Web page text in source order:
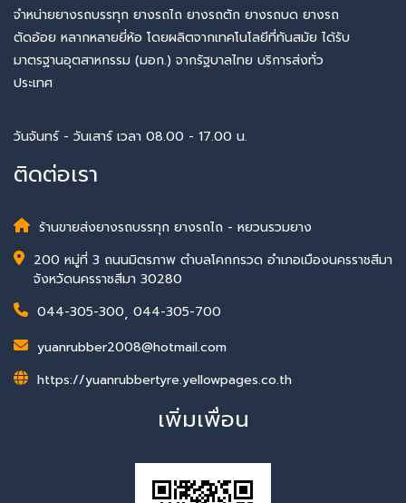
จำหน่ายยางรถบรรทุก ยางรถไถ ยางรถตัก ยางรถบด ยางรถ
ตัดอ้อย หลากหลายยี่ห้อ โดยผลิตจากเทคโนโลยีที่ทันสมัย ได้รับ
มาตรฐานอุตสาหกรรม (มอก.) จากรัฐบาลไทย บริการส่งทั่ว
ประเทศ
วันจันทร์ - วันเสาร์ เวลา 08.00 - 17.00 น.
ติดต่อเรา
ร้านขายส่งยางรถบรรทุก ยางรถไถ - หยวนรวมยาง
200 หมู่ที่ 3 ถนนมิตรภาพ ตำบลโคกกรวด อำเภอเมืองนครราชสีมา
จังหวัดนครราชสีมา 30280
044-305-300, 044-305-700
yuanrubber2008@hotmail.com
https://yuanrubbertyre.yellowpages.co.th
เพิ่มเพื่อน